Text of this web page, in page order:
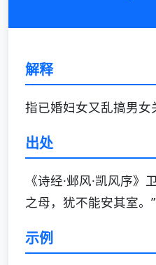
解释
指已婚妇女又乱搞男女
出处
《诗经·邺风·凯风序
之母，犹不能安其室。”
示例